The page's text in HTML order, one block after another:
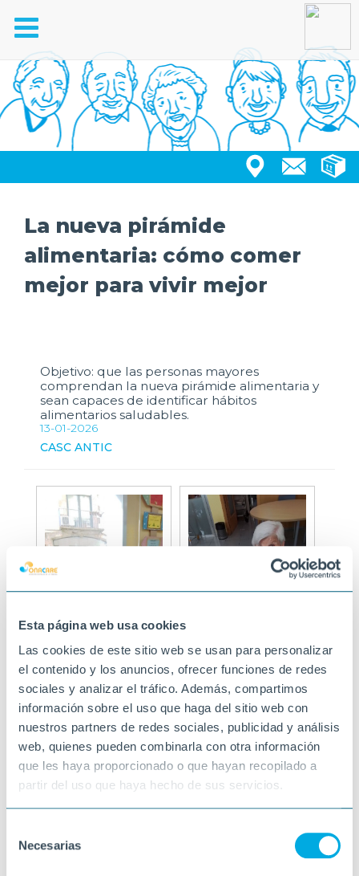
Esta página web usa cookies
Las cookies de este sitio web se usan para personalizar
el contenido y los anuncios, ofrecer funciones de redes
sociales y analizar el tráfico. Además, compartimos
información sobre el uso que haga del sitio web con
nuestros partners de redes sociales, publicidad y análisis
web, quienes pueden combinarla con otra información
que les haya proporcionado o que hayan recopilado a
partir del uso que haya hecho de sus servicios.
Necesarias
Toggle
navigation
La nueva pirámide
alimentaria: cómo comer
mejor para vivir mejor
Objetivo: que las personas mayores
comprendan la nueva pirámide alimentaria y
sean capaces de identificar hábitos
alimentarios saludables.
13-01-2026
CASC ANTIC